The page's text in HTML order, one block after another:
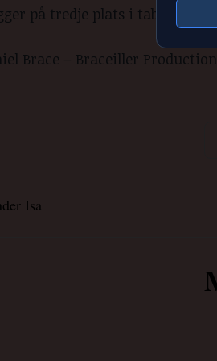
på tredje plats i tabellen
Brace – Braceiller
Isa